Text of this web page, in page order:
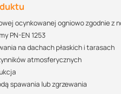
ocynkowanej ogniowo zgodnie z
PN-EN 1253
na dachach płaskich i tarasach
atmosferycznych
spawania lub zgrzewania
rurą spustową a wpustem
otrzymujesz profesjonalną
(antracyt) Deklaracja